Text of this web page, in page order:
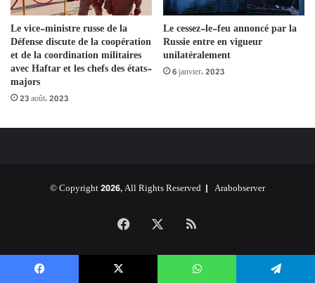
Le vice-ministre russe de la
Défense discute de la coopération
et de la coordination militaires
avec Haftar et les chefs des états-
majors
23 août، 2023
Le cessez-le-feu annoncé par la
Russie entre en vigueur
unilatéralement
6 janvier، 2023
© Copyright 2026, All Rights Reserved | Arabobserver
Facebook